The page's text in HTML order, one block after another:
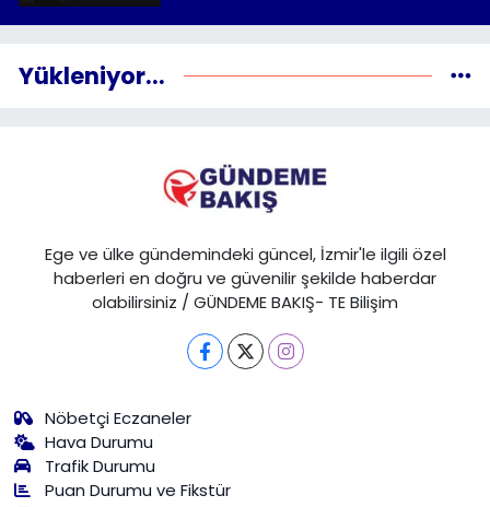
Yükleniyor...
Ege ve ülke gündemindeki güncel, İzmir'le ilgili özel
haberleri en doğru ve güvenilir şekilde haberdar
olabilirsiniz / GÜNDEME BAKIŞ- TE Bilişim
Nöbetçi Eczaneler
Hava Durumu
Trafik Durumu
Puan Durumu ve Fikstür